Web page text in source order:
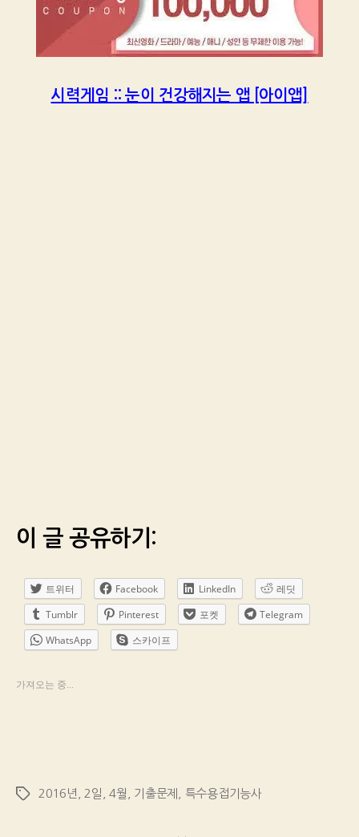
시력게임 :: 눈이 건강해지는 앱 [아이앱]
이 글 공유하기:
트위터 Facebook LinkedIn
레딧
Tumblr
Pinterest 포켓
Telegram
WhatsApp
스카이프
가져오는 중...
Tags 2016년 2일 ,4월 기출문제 특수용접기능사